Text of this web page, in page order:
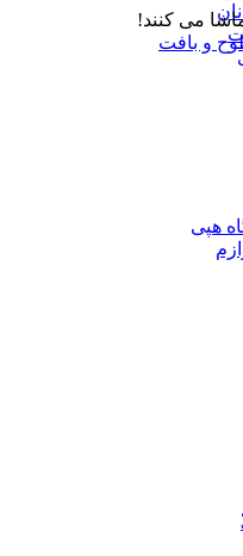
می کنند!
و بافت